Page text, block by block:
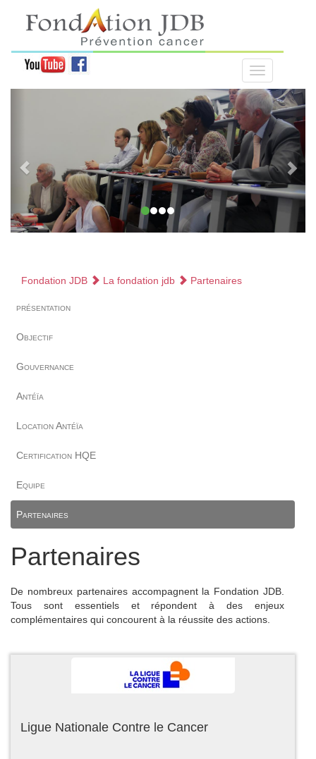
Fondation JDB La fondation jdb Partenaires
présentation
Objectif
Gouvernance
Antéïa
Location Antéïa
Certification HQE
Equipe
Partenaires
Partenaires
De nombreux partenaires accompagnent la Fondation JDB.
Tous sont essentiels et répondent à des enjeux
complémentaires qui concourent à la réussite des actions.
Ligue Nationale Contre le Cancer